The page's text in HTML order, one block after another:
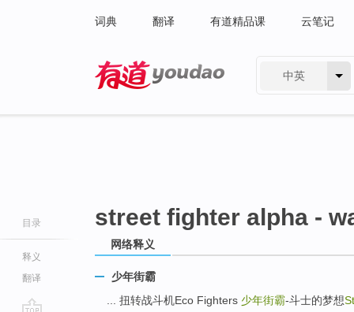
词典 翻译 有道精品课 云笔记
中英
目录
释义
翻译
street fighter alpha -
网络释义
少年街霸
... 扭转战斗机Eco Fighters 少年街霸-斗士的梦想